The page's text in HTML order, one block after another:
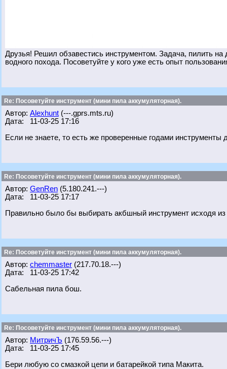
Друзья! Решил обзавестись инструментом. Задача, пилить
водного похода. Посоветуйте у кого уже есть опыт
Re: Посоветуйте инструмент (мини пила аккумуляторная).
Автор: Alexhunt (---.gprs.mts.ru)
Дата: 11-03-25 17:16
Если не знаете, то есть же проверенные годами
Re: Посоветуйте инструмент (мини пила аккумуляторная).
Автор: GenRen (5.180.241.---)
Дата: 11-03-25 17:17
Правильно было бы выбирать акбшный инструмент исходя
Re: Посоветуйте инструмент (мини пила аккумуляторная).
Автор: chemmaster (217.70.18.---)
Дата: 11-03-25 17:42
Сабельная пила бош.
Re: Посоветуйте инструмент (мини пила аккумуляторная).
Автор: МитричЪ (176.59.56.---)
Дата: 11-03-25 17:45
Бери любую со смазкой цепи и батарейкой типа Макита.